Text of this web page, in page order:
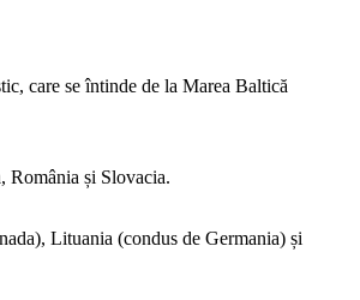
care se întinde de la Marea Baltică
România și Slovacia.
Lituania (condus de Germania) și